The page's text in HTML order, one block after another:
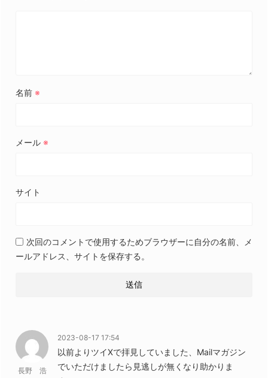
名前 ※
メール ※
サイト
次回のコメントで使用するためブラウザーに自分の名前、メ
ールアドレス、サイトを保存する。
長野 浩
2023-08-17 17:54
以前よりツイXで拝見していました、Mailマガジン
でいただけましたら見逃しが無くなり助かりま